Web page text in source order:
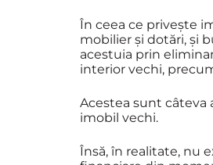
În ceea ce privește
mobilier și dotări, și
acestuia prin
interior vechi,
Acestea sunt câteva
imobil vechi.
Însă, în realitate, nu